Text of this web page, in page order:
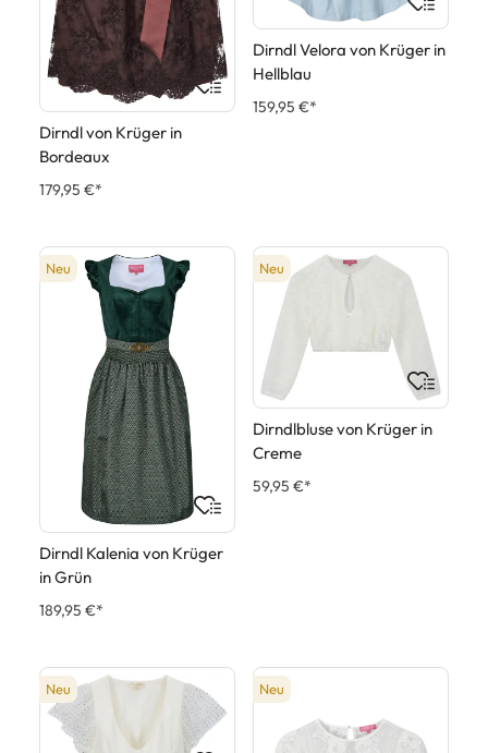
Dirndl von Krüger in
Bordeaux
179,95 €*
Dirndl Velora von Krüger in
Hellblau
159,95 €*
Neu
Dirndl Kalenia von Krüger
in Grün
189,95 €*
Neu
Dirndlbluse von Krüger in
Creme
59,95 €*
Neu Neu